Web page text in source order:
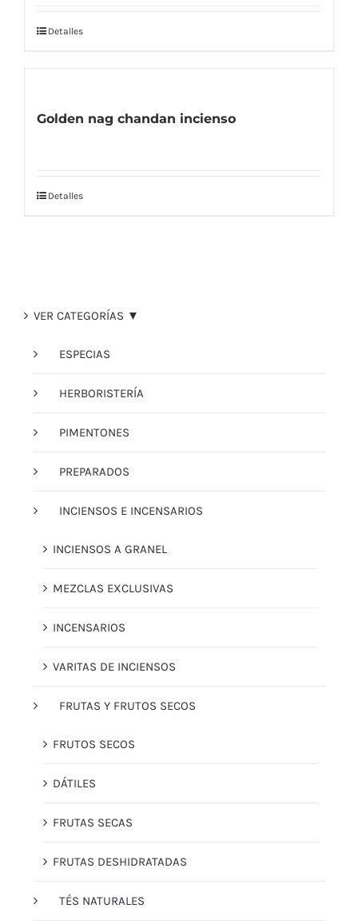
Detalles
Golden nag chandan incienso
Detalles
VER CATEGORÍAS ▼
ESPECIAS
HERBORISTERÍA
PIMENTONES
PREPARADOS
INCIENSOS E INCENSARIOS
INCIENSOS A GRANEL
MEZCLAS EXCLUSIVAS
INCENSARIOS
VARITAS DE INCIENSOS
FRUTAS Y FRUTOS SECOS
FRUTOS SECOS
DÁTILES
FRUTAS SECAS
FRUTAS DESHIDRATADAS
TÉS NATURALES